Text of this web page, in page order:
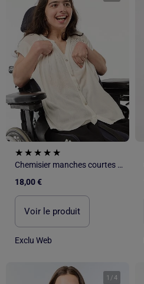
Chemisier manches courtes Facile à enfiler
18,00 €
Voir le produit
Exclu Web
1 /4